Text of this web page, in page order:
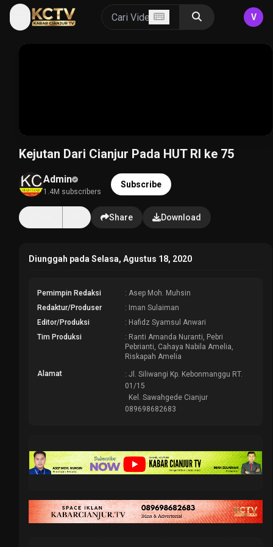
V
Kejutan Dari Cianjur Pada HUT RI ke 75
Admin
1.4M subscribers
Subscribe
Share Download
Diunggah pada Selasa, Agustus 18, 2020
Pemimpin Redaksi
: Asep Moh. Muhsin
Redaktur/Produser
: Iman Sulaiman
Editor/Produksi
: Hafidz Syamsul Anwari
Tim Produksi
: Ranti Amanda Nuranti, Pebri
Pebrianti, Cahaya Nabila Amelia,
Riskapah Amelia
Alamat
: Jl. Siliwangi Kp. Kebonmanggu RT.
01/15
Kel. Sawahgede Cianjur
089698682683